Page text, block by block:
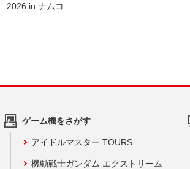
2026 in ナムコ
ゲーム機をさがす
アイドルマスター TOURS
機動戦士ガンダム エクストリーム